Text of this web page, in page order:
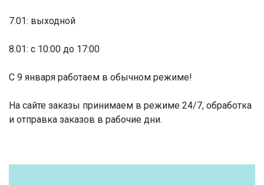
7.01: выходной
8.01: с 10:00 до 17:00
С 9 января работаем в обычном режиме!
На сайте заказы принимаем в режиме 24/7, обработка
и отправка заказов в рабочие дни.